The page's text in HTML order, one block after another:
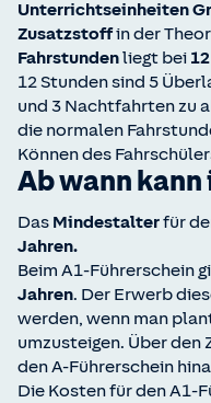
Unterrichtseinheiten
Zusatzstoffin der
Fahrstundenliegt bei
12 Stunden sind 5
und 3 Nachtfahrten zu
die normalen
Können des
Ab wann kann
Das Mindestalterfür
Jahren.
Beim A1-Führerschein
Jahren. Der Erwerb
werden, wenn man
umzusteigen. Über den
den A-Führerschein
Die Kosten für den A1-